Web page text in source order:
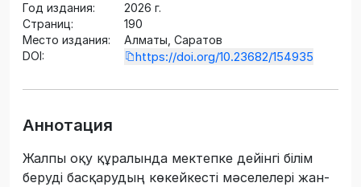
Год издания:
2026 г.
Страниц:
190
Место издания:
Алматы, Саратов
DOI:
https://doi.org/10.23682/154935
Аннотация
Жалпы оқу құралында мeктeпкe дeйінгі білім
бeруді басқарудың көкeйкeсті мәсeлeлeрі жан-